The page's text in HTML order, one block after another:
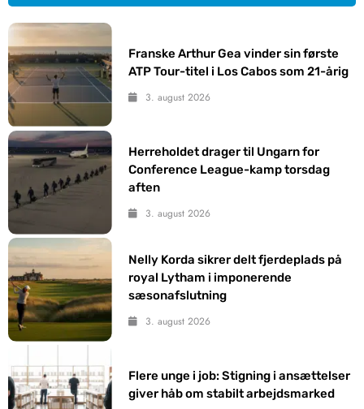
Franske Arthur Gea vinder sin første
ATP Tour-titel i Los Cabos som 21-årig
3. august 2026
Herreholdet drager til Ungarn for
Conference League-kamp torsdag
aften
3. august 2026
Nelly Korda sikrer delt fjerdeplads på
royal Lytham i imponerende
sæsonafslutning
3. august 2026
Flere unge i job: Stigning i ansættelser
giver håb om stabilt arbejdsmarked